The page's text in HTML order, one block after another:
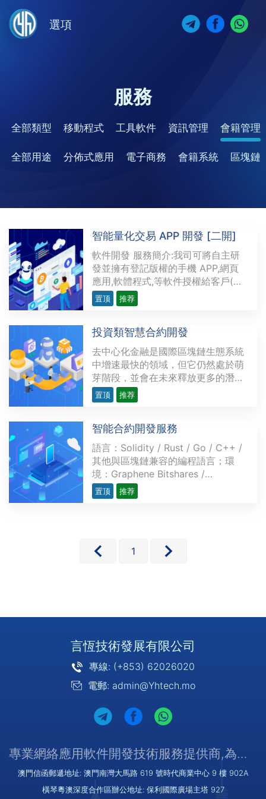
選項
服務
全部類型 移動程式 工具軟件 資訊管理 會籍管理
全部用途 分佈式應用 電子商務 會籍系統 區塊鏈
智能量化交易 APP 開發 [二開]
軟件開發 服務簡介:我司可將自主研
發並擁有登記版權的手機 APP,網頁
應用,軟體程式,等軟件授權給客戶(甲
方)委託我司進行二次開發.開發後所
完成的軟件版權可歸屬於客戶,如客戶
我司將極力配合,且會提供核心源碼片
段供客戶進行申報.APP/網站/軟件開
發成功後客戶自行···
置顶 推荐
投資類智慧合約開發
去中心化金融是國際區塊鏈生態系統
中增速最快的領域，但它仍然處於萌
芽階段，並會在未來釋放更多的潛
力。越來越多的開發者研發複雜精密
的去中心化應用程序（dApps），為
現存金融服務的替代品。這些用例涉
及的範圍從簡單交易（如P2P支付）
到多方復雜的應用不等，比···
置顶 推荐
智能合約開發服務
語言：Solidity / Rust / Go / C++ /
其他與區塊鏈兼容的編程語言；環
境：Graphene Bitshares /
Hyperledger / l3cos / TRON /
Ethereum / BSC優勢：實現簡單高
執行匿名的電子選舉，所有參與者和
置顶 推荐
1
言恆技術發展有限公司
專線: (+853) 62026020
電郵: admin@Yhtech.mo
專業網絡應用軟件開發技術服務提供商,為您提供優質/可靠的服務
澳門信函郵遞地址: 澳門南灣大馬路 619 號時代商業中心 9 樓 902A
橫琴粵澳深度合作區辦公地址: 保利國際廣場主塔 927